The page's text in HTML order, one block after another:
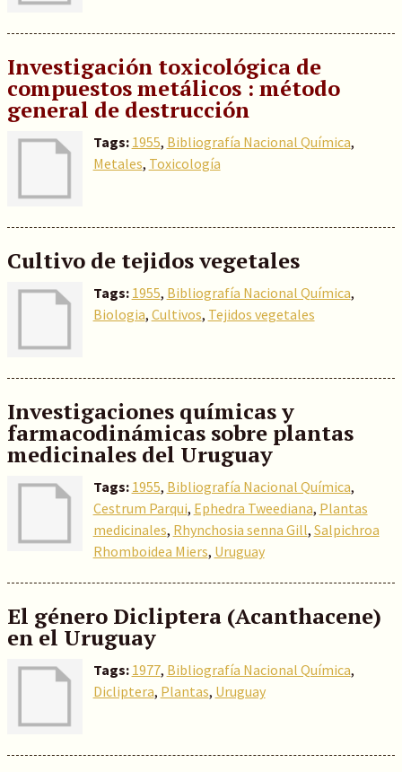
Investigación toxicológica de
compuestos metálicos : método
general de destrucción
Tags: 1955, Bibliografía Nacional Química,
Metales, Toxicología
Cultivo de tejidos vegetales
Tags: 1955, Bibliografía Nacional Química,
Biologia, Cultivos, Tejidos vegetales
Investigaciones químicas y
farmacodinámicas sobre plantas
medicinales del Uruguay
Tags: 1955, Bibliografía Nacional Química,
Cestrum Parqui, Ephedra Tweediana, Plantas
medicinales, Rhynchosia senna Gill, Salpichroa
Rhomboidea Miers, Uruguay
El género Dicliptera (Acanthacene)
en el Uruguay
Tags: 1977, Bibliografía Nacional Química,
Dicliptera, Plantas, Uruguay